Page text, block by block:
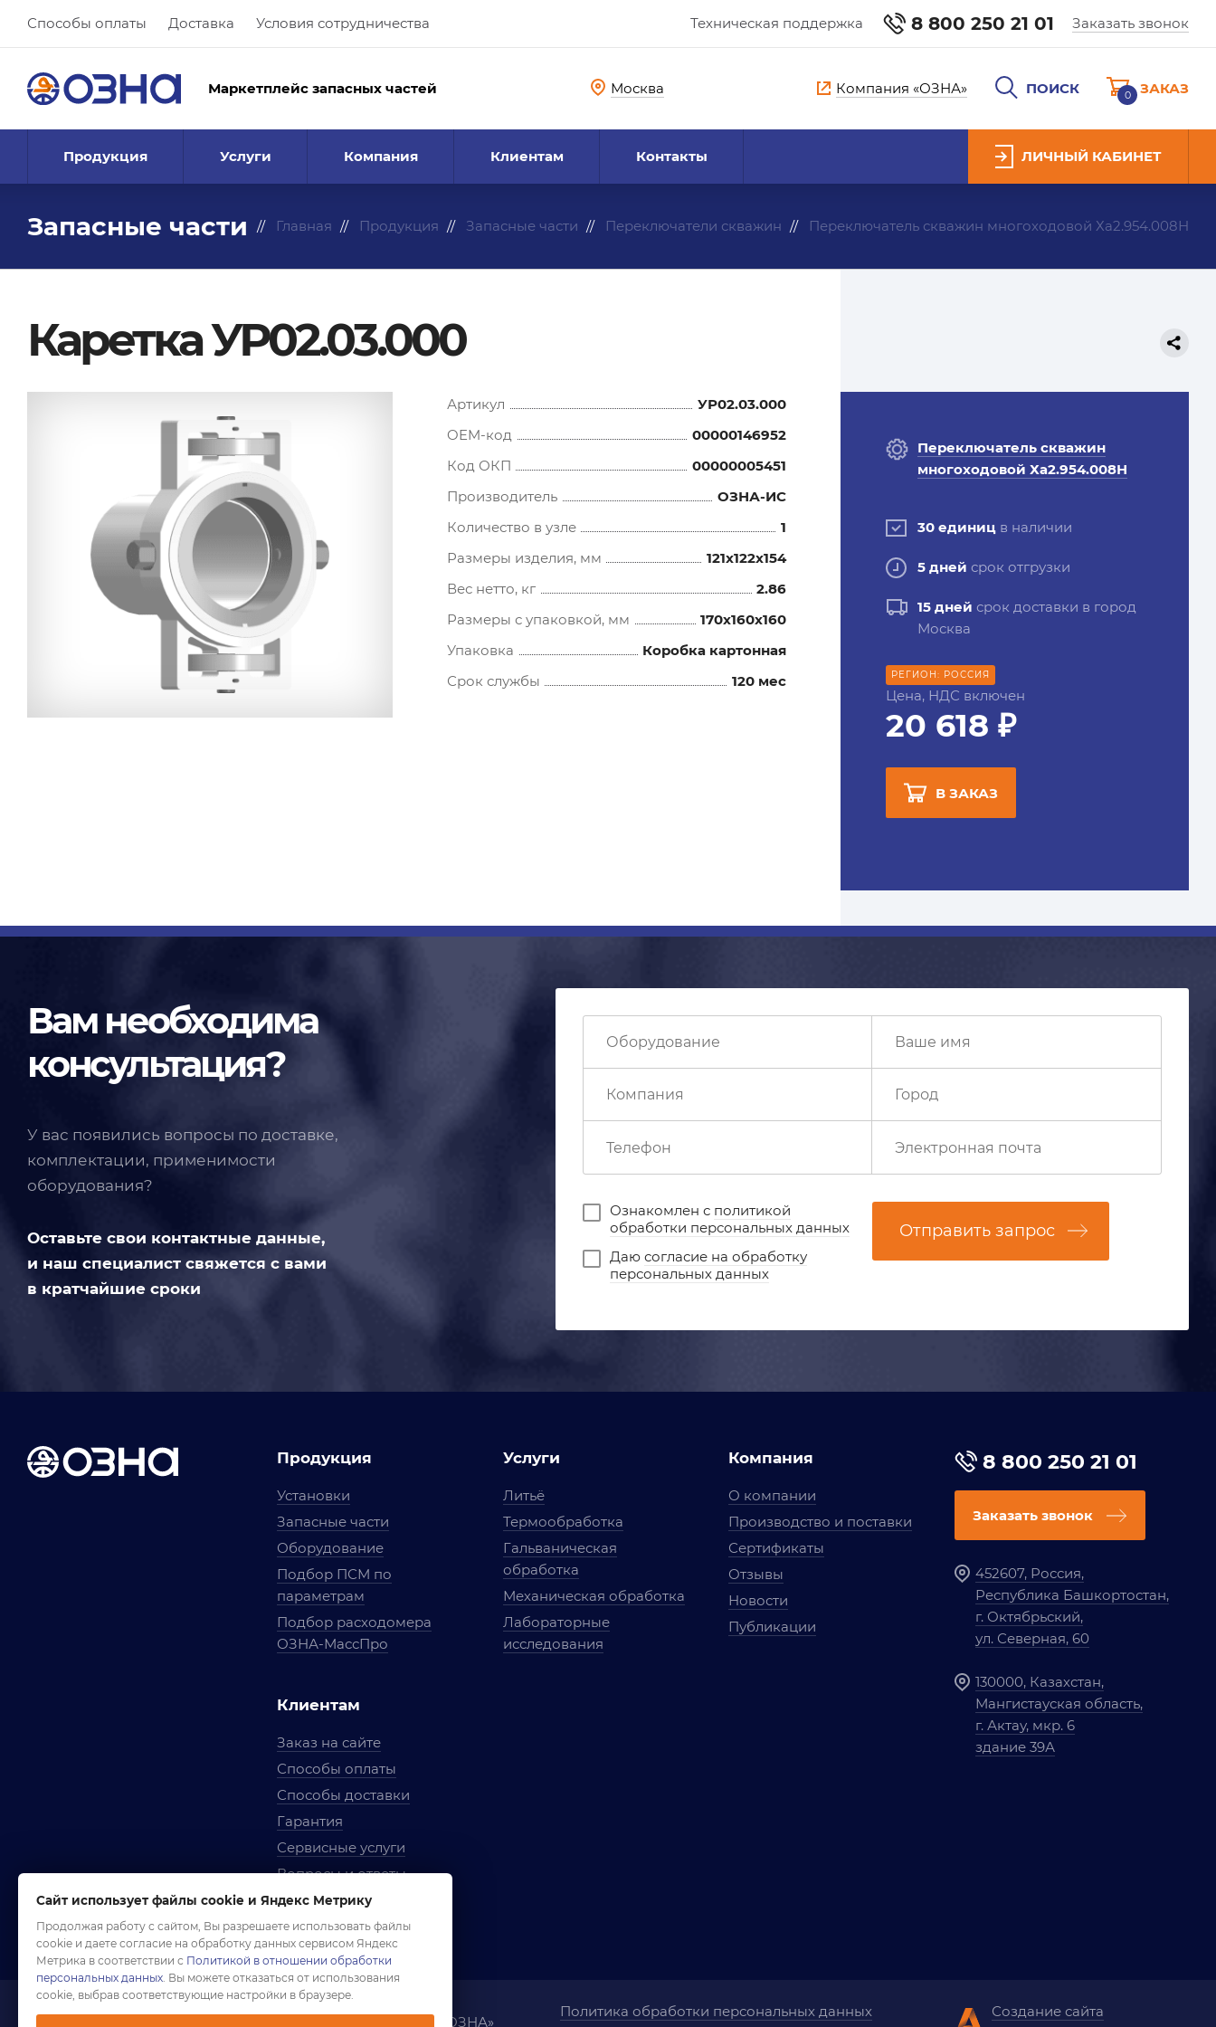
Способы оплаты Доставка Условия сотрудничества Техническая поддержка 8 800 250 21 01 Заказать звонок
Маркетплейс запасных частей Москва Компания «ОЗНА» ПОИСК 0 ЗАКАЗ
Продукция Услуги Компания Клиентам Контакты ЛИЧНЫЙ КАБИНЕТ
Запасные части Главная Продукция Запасные части Переключатели скважин Переключатель скважин многоходовой Ха2.954.008Н
Каретка УР02.03.000
Артикул
УР02.03.000
OEM-код
00000146952
Код ОКП
00000005451
Производитель
ОЗНА-ИС
Количество в узле
1
Размеры изделия, мм
121x122x154
Вес нетто, кг
2.86
Размеры с упаковкой, мм
170x160x160
Упаковка
Коробка картонная
Срок службы
120 мес
Переключатель скважин
многоходовой Ха2.954.008Н
30 единиц в наличии
5 дней срок отгрузки
15 дней срок доставки в город
Москва
РЕГИОН: РОССИЯ
Цена, НДС включен
20 618 ₽
В ЗАКАЗ
Вам необходима
консультация?
У вас появились вопросы по доставке,
комплектации, применимости
оборудования?
Оставьте свои контактные данные,
и наш специалист свяжется с вами
в кратчайшие сроки
Ознакомлен с политикой
обработки персональных данных
Даю согласие на обработку
персональных данных
Отправить запрос
Продукция
Установки
Запасные части
Оборудование
Подбор ПСМ по
параметрам
Подбор расходомера
ОЗНА-МассПро
Клиентам
Заказ на сайте
Способы оплаты
Способы доставки
Гарантия
Сервисные услуги
Вопросы и ответы
Условия сотрудничества
Правила использования
Услуги
Литьё
Термообработка
Гальваническая
обработка
Механическая обработка
Лабораторные
исследования
Компания
О компании
Производство и поставки
Сертификаты
Отзывы
Новости
Публикации
8 800 250 21 01
Заказать звонок
452607, Россия,
Республика Башкортостан,
г. Октябрьский,
ул. Северная, 60
130000, Казахстан,
Мангистауская область,
г. Актау, мкр. 6
здание 39А
Компания «ОЗНА»
Политика обработки персональных данных
Создание сайта
Сайт использует файлы cookie и Яндекс Метрику
Продолжая работу с сайтом, Вы разрешаете использовать файлы
cookie и даете согласие на обработку данных сервисом Яндекс
Метрика в соответствии с Политикой в отношении обработки
персональных данных. Вы можете отказаться от использования
cookie, выбрав соответствующие настройки в браузере.